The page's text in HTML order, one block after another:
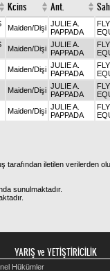
Kcins Ant.
Maiden/Dişi JULIE A.
PAPPADA
Maiden/Dişi JULIE A.
PAPPADA
Maiden/Dişi JULIE A.
PAPPADA
Maiden/Dişi JULIE A.
PAPPADA
Maiden/Dişi JULIE A.
PAPPADA
tarafından iletilen verilerden
sunulmaktadır.
YARIŞ ve YETİŞTİRİCİLİK
Hükümler